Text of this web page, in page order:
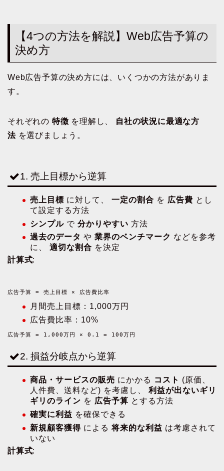
【4つの方法を解説】Web広告予算の
決め方
Web広告予算の決め方には、いくつかの方法がありま
す。
それぞれの 特徴 を理解し、
自社の状況に最適な方
法を選びましょう。
1. 売上目標から逆算
売上目標 に対して、 一定の割合 を 広告費 とし
て設定する方法
シンプル で 分かりやすい 方法
過去のデータ や 業界のベンチマーク などを参考
に、 適切な割合 を決定
計算式:
広告予算 = 売上目標 × 広告費比率
月間売上目標：1,000万円
広告費比率：10%
広告予算 = 1,000万円 × 0.1 = 100万円
2. 損益分岐点から逆算
商品・サービスの販売 にかかる コスト (原価、
人件費、送料など) を考慮し、 利益が出ないギリ
ギリのライン を 広告予算 とする方法
確実に利益 を確保できる
新規顧客獲得 による将来的な利益 は考慮されて
いない
計算式: